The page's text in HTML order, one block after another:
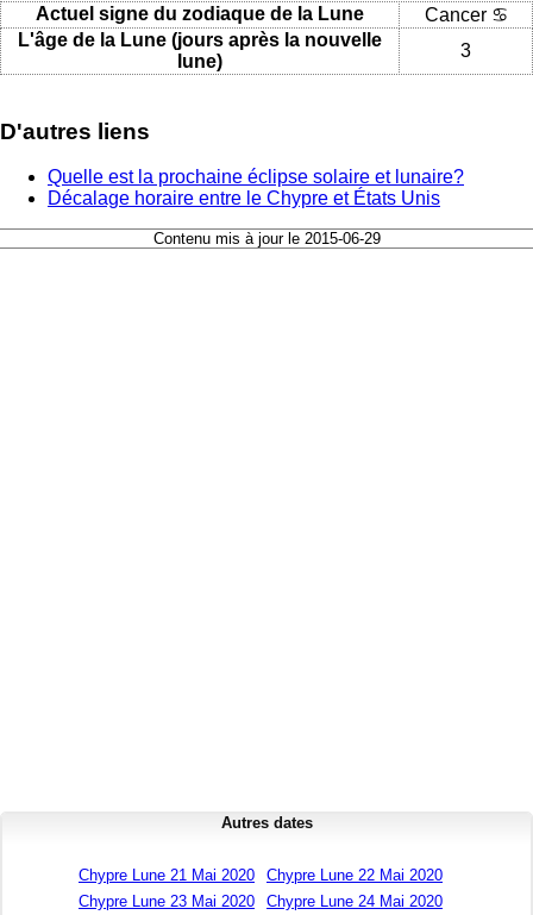
Actuel signe du zodiaque de la Lune
Cancer ♋
L'âge de la Lune (jours après la nouvelle
lune)
3
D'autres liens
Quelle est la prochaine éclipse solaire et lunaire?
Décalage horaire entre le Chypre et États Unis
Contenu mis à jour le 2015-06-29
Autres dates
Chypre Lune 21 Mai 2020
Chypre Lune 22 Mai 2020
Chypre Lune 23 Mai 2020
Chypre Lune 24 Mai 2020